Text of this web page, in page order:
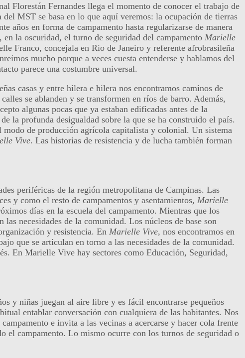
Florestán Fernandes llega el momento de conocer el trabajo de
MST se basa en lo que aquí veremos: la ocupación de tierras
años en forma de campamento hasta regularizarse de manera
la oscuridad, el turno de seguridad del campamento Marielle
Franco, concejala en Rio de Janeiro y referente afrobrasileña
mucho porque a veces cuesta entenderse y hablamos del
parece una costumbre universal.
casas y entre hilera e hilera nos encontramos caminos de
se ablanden y se transformen en ríos de barro. Además,
algunas pocas que ya estaban edificadas antes de la
la profunda desigualdad sobre la que se ha construido el país.
modo de producción agrícola capitalista y colonial. Un sistema
Vive. Las historias de resistencia y de lucha también forman
periféricas de la región metropolitana de Campinas. Las
y como el resto de campamentos y asentamientos, Marielle
días en la escuela del campamento. Mientras que los
necesidades de la comunidad. Los núcleos de base son
y resistencia. En Marielle Vive, nos encontramos en
que se articulan en torno a las necesidades de la comunidad.
En Marielle Vive hay sectores como Educación, Seguridad,
y niñas juegan al aire libre y es fácil encontrarse pequeños
entablar conversación con cualquiera de las habitantes. Nos
e invita a las vecinas a acercarse y hacer cola frente
el campamento. Lo mismo ocurre con los turnos de seguridad o